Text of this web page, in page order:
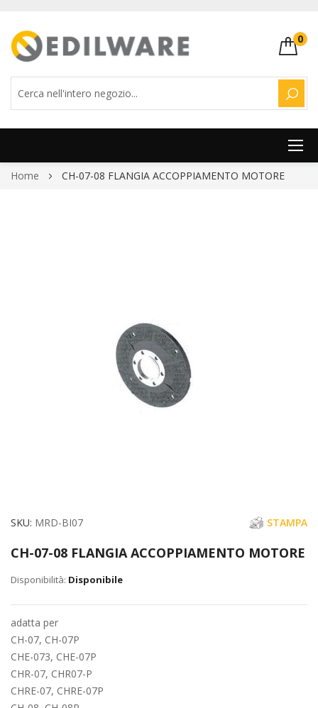
0
Salta
Home CH-07-08 FLANGIA ACCOPPIAMENTO MOTORE
Vai
della
immagini
SKU MRD-BI07 STAMPA
CH-07-08 FLANGIA ACCOPPIAMENTO MOTORE
Disponibile
adatta per
CH-07, CH-07P
CHE-073, CHE-07P
CHR-07, CHR07-P
CHRE-07, CHRE-07P